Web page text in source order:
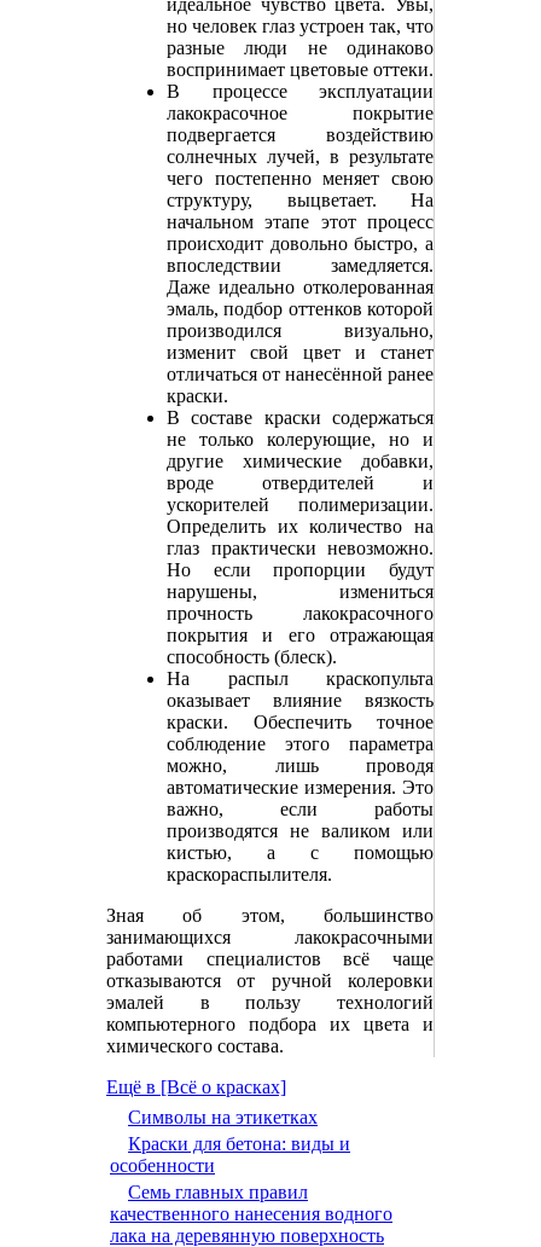
но человек глаз устроен так, что
разные люди не одинаково
воспринимает цветовые оттеки.
В процессе эксплуатации
лакокрасочное покрытие
подвергается воздействию
солнечных лучей, в результате
чего постепенно меняет свою
структуру, выцветает. На
начальном этапе этот процесс
происходит довольно быстро, а
впоследствии замедляется.
Даже идеально отколерованная
эмаль, подбор оттенков которой
производился визуально,
изменит свой цвет и станет
отличаться от нанесённой ранее
краски.
В составе краски содержаться
не только колерующие, но и
другие химические добавки,
вроде отвердителей и
ускорителей полимеризации.
Определить их количество на
глаз практически невозможно.
Но если пропорции будут
нарушены, измениться
прочность лакокрасочного
покрытия и его отражающая
способность (блеск).
На распыл краскопульта
оказывает влияние вязкость
краски. Обеспечить точное
соблюдение этого параметра
можно, лишь проводя
автоматические измерения. Это
важно, если работы
производятся не валиком или
кистью, а с помощью
краскораспылителя.
Зная об этом, большинство
занимающихся лакокрасочными
работами специалистов всё чаще
отказываются от ручной колеровки
эмалей в пользу технологий
компьютерного подбора их цвета и
химического состава.
Ещё в [Всё о красках]
Символы на этикетках
Краски для бетона: виды и
особенности
Семь главных правил
качественного нанесения водного
лака на деревянную поверхность